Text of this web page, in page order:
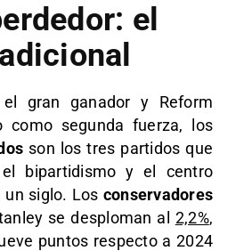
el
gran ganador y Reform
como segunda fuerza, los
son los tres partidos que
bipartidismo y el centro
siglo. Los conservadores
se desploman al 2,2%,
puntos respecto a 2024